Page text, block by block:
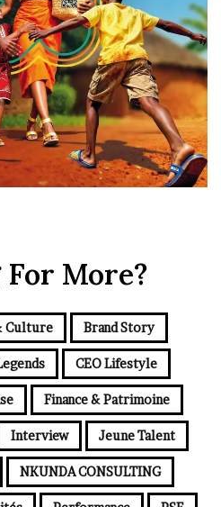
More?
Culture Brand Story
CEO Lifestyle
Finance & Patrimoine
Interview Jeune Talent
NKUNDA CONSULTING